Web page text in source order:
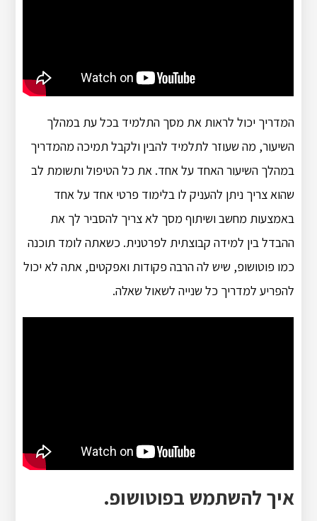
המדריך יכול לראות את מסך התלמיד בכל עת במהלך
השיעור, מה שעוזר לתלמיד להבין ולקבל תמיכה מהמדריך
במהלך השיעור האחד על אחד. את כל הטיפול ותשומת לב
שהוא צריך ניתן להעניק לו בלימוד פרטי אחד על אחד
באמצעות מחשב ושיתוף מסך לא צריך להסביר לך את
ההבדל בין למידה קבוצתית לפרטנית. כשאתה לומד תוכנה
כמו פוטושופ, שיש לה הרבה פקודות ואפקטים, אתה לא יכול
להפריע למדריך כל שנייה לשאול שאלה.
איך להשתמש בפוטושופ.